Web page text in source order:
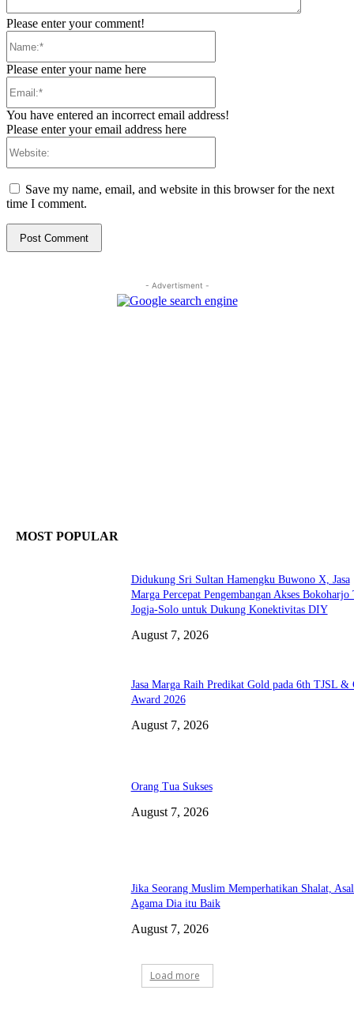
Please enter your comment!
Please enter your name here
You have entered an incorrect email address!
Please enter your email address here
Save my name, email, and website in this browser for the next
time I comment.
- Advertisment -
MOST POPULAR
Didukung Sri Sultan Hamengku Buwono X, Jasa
Marga Percepat Pengembangan Akses Bokoharjo
Jogja-Solo untuk Dukung Konektivitas DIY
August 7, 2026
Jasa Marga Raih Predikat Gold pada 6th TJSL &
Award 2026
August 7, 2026
Orang Tua Sukses
August 7, 2026
Jika Seorang Muslim Memperhatikan Shalat,
Agama Dia itu Baik
August 7, 2026
Load more